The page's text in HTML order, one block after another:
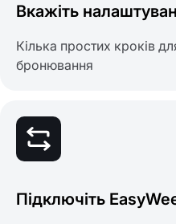
Вкажіть
Кілька простих кроків
бронювання
Підключіть